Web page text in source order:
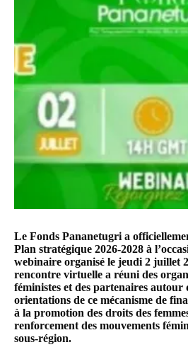
Le Fonds Pananetugri a
Plan stratégique 2026-2028 à
webinaire organisé le jeudi 2 juillet
rencontre virtuelle a réuni des
féministes et des partenaires autour
orientations de ce mécanisme de
à la promotion des droits des
renforcement des mouvements
sous-région.